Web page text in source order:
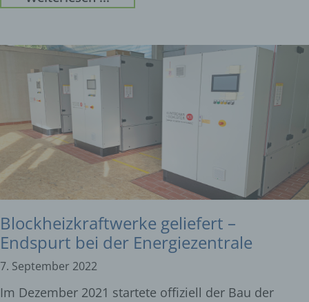
Blockheizkraftwerke geliefert –
Endspurt bei der Energiezentrale
7. September 2022
Im Dezember 2021 startete offiziell der Bau der